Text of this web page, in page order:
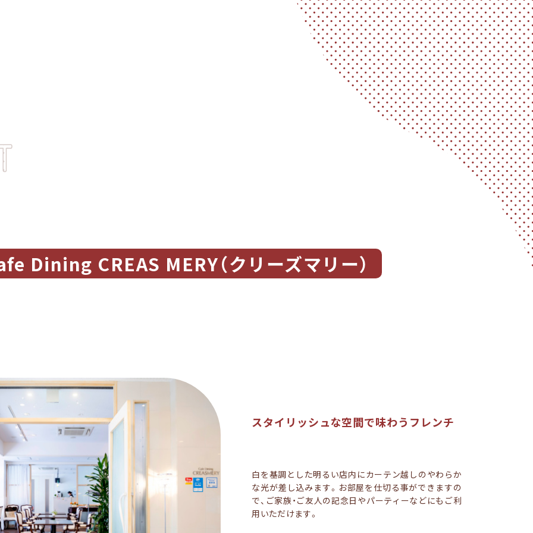
Dining CREAS MERY（クリーズマリー）
スタイリッシュな空間で味わうフレンチ
白を基調とした明るい店内にカーテン越しのやわらか
な光が差し込みます。お部屋を仕切る事ができますの
で、ご家族・ご友人の記念日やパーティーなどにもご利
用いただけます。